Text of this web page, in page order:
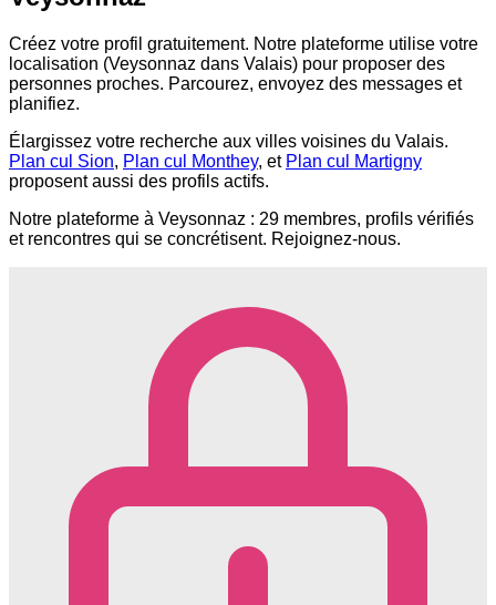
Créez votre profil gratuitement. Notre plateforme utilise votre
localisation (Veysonnaz dans Valais) pour proposer des
personnes proches. Parcourez, envoyez des messages et
planifiez.
Élargissez votre recherche aux villes voisines du Valais.
Plan cul Sion, Plan cul Monthey, et Plan cul Martigny
proposent aussi des profils actifs.
Notre plateforme à Veysonnaz : 29 membres, profils vérifiés
et rencontres qui se concrétisent. Rejoignez-nous.